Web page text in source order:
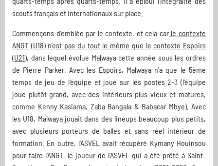
scouts français et internationaux sur place.
Commençons d'emblée par le contexte, et cela carle contexte
ANGT (U18) n'est pas du tout le même que le contexte Espoirs
(U21), dans lequel évolue Malwaya cette année sous les ordres
de Pierre Parker. Avec les Espoirs, Malwaya n'a que le 5ème
temps de jeu de l'équipe et joue sur les postes 2-3 (l'équipe
joue plutôt grand, avec des intérieurs plus vieux et matures,
comme Kenny Kasiama, Zaba Bangala & Babacar Mbye). Avec
les U18, Malwaya jouait dans des lineups beaucoup plus petits,
avec plusieurs porteurs de balles et sans réel intérieur de
formation. En outre, l'ASVEL avait récupéré Kymany Houinsou
pour faire l'ANGT, le joueur de l'ASVEL qui a été prêté à Saint-